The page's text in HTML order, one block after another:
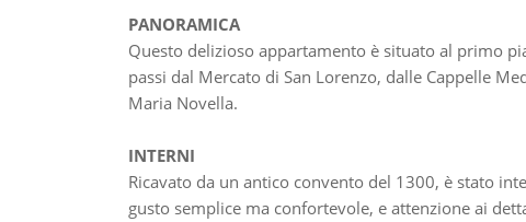
PANORAMICA
Questo delizioso appartamento è situato al primo
passi dal Mercato di San Lorenzo, dalle Cappelle
Maria Novella.
INTERNI
Ricavato da un antico convento del 1300, è stato
gusto semplice ma confortevole, e attenzione ai